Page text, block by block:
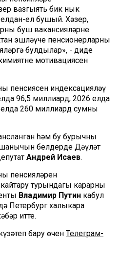
вазгыять бик нык
ел бушый. Хәзер,
буш вакансияләрне
эшләүче пенсионерларның
булдылар», - диде
мотивациясен
пенсиясен индексацияләү
96,5 миллиард, 2026 елда
260 миллиард сумны
һәм бу бурычны
белдерде Дәүләт
Андрей Исаев.
пенсияләрен
кайтару турындагы карарны
Владимир Путин кабул
Петербург халыкара
итте.
бару өчен Телеграм-